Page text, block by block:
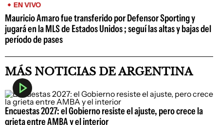
EN VIVO
Mauricio Amaro fue transferido por Defensor Sporting y
jugará en la MLS de Estados Unidos ; seguí las altas y bajas del
período de pases
MÁS NOTICIAS DE ARGENTINA
Encuestas 2027: el Gobierno resiste el ajuste, pero crece la
grieta entre AMBA y el interior